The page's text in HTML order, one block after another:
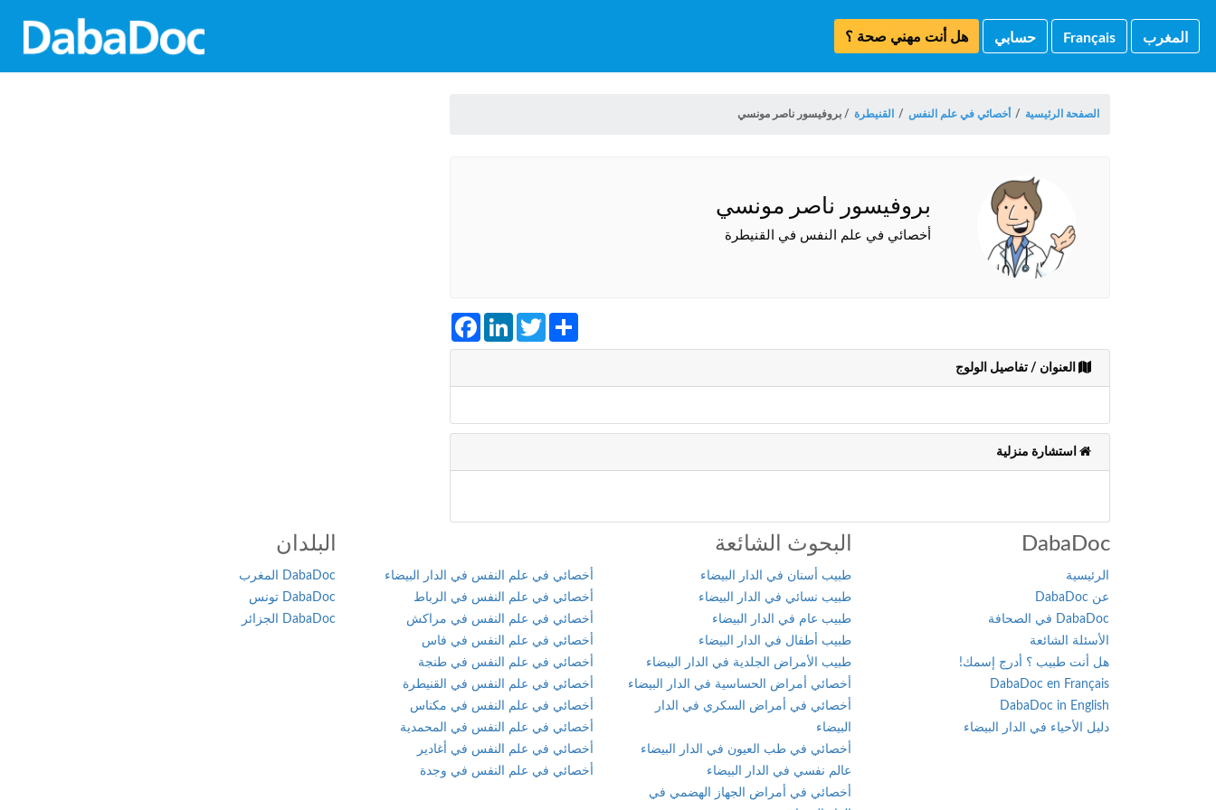
هل أنت مهني صحة ؟ حسابي Français المغرب
الصفحة الرئيسية / أخصائي في علم النفس / القنيطرة / بروفيسور ناصر مونسي
بروفيسور ناصر مونسي
أخصائي في علم النفس في القنيطرة
FacebookLinkedInTwitterShare
العنوان / تفاصيل الولوج
استشارة منزلية
DabaDoc
الرئيسية
عن DabaDoc
DabaDoc في الصحافة
الأسئلة الشائعة
هل أنت طبيب ؟ أدرج إسمك!
DabaDoc en Français
DabaDoc in English
دليل الأحياء في الدار البيضاء
البحوث الشائعة
طبيب أسنان في الدار البيضاء
طبيب نسائي في الدار البيضاء
طبيب عام في الدار البيضاء
طبيب أطفال في الدار البيضاء
طبيب الأمراض الجلدية في الدار البيضاء
أخصائي أمراض الحساسية في الدار البيضاء
أخصائي في أمراض السكري في الدار
البيضاء
أخصائي في طب العيون في الدار البيضاء
عالم نفسي في الدار البيضاء
أخصائي في أمراض الجهاز الهضمي في
أخصائي في علم النفس في الدار البيضاء
أخصائي في علم النفس في الرباط
أخصائي في علم النفس في مراكش
أخصائي في علم النفس في فاس
أخصائي في علم النفس في طنجة
أخصائي في علم النفس في القنيطرة
أخصائي في علم النفس في مكناس
أخصائي في علم النفس في المحمدية
أخصائي في علم النفس في أغادير
أخصائي في علم النفس في وجدة
البلدان
DabaDoc المغرب
DabaDoc تونس
DabaDoc الجزائر